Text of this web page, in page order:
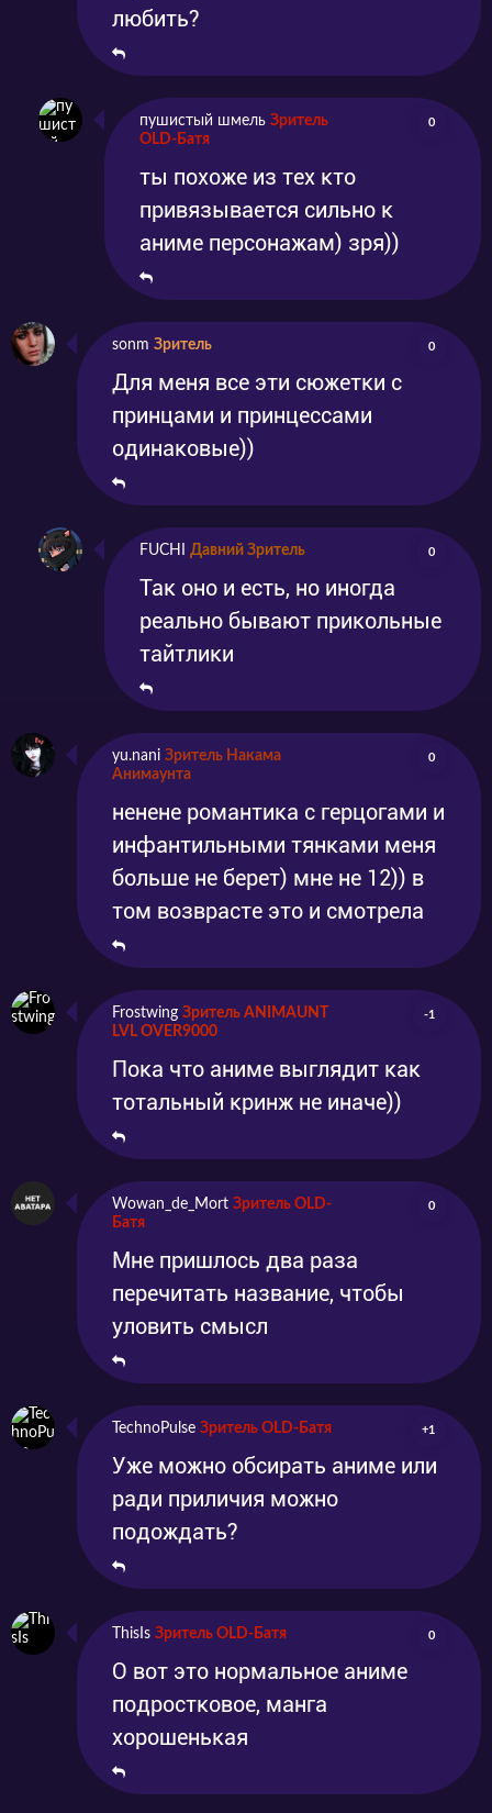
любить?
пушистый шмель Зритель
OLD-Батя
0
ты похоже из тех кто
привязывается сильно к
аниме персонажам) зря))
sonm Зритель 0
Для меня все эти сюжетки с
принцами и принцессами
одинаковые))
FUCHI Давний Зритель 0
Так оно и есть, но иногда
реально бывают прикольные
тайтлики
yu.nani Зритель Накама
Анимаунта
0
ненене романтика с герцогами и
инфантильными тянками меня
больше не берет) мне не 12)) в
том возврасте это и смотрела
Frostwing Зритель ANIMAUNT
LVL OVER9000
-1
Пока что аниме выглядит как
тотальный кринж не иначе))
Wowan_de_Mort Зритель OLD-
Батя
0
Мне пришлось два раза
перечитать название, чтобы
уловить смысл
TechnoPulse Зритель OLD-Батя +1
Уже можно обсирать аниме или
ради приличия можно
подождать?
ThisIs Зритель OLD-Батя 0
О вот это нормальное аниме
подростковое, манга
хорошенькая